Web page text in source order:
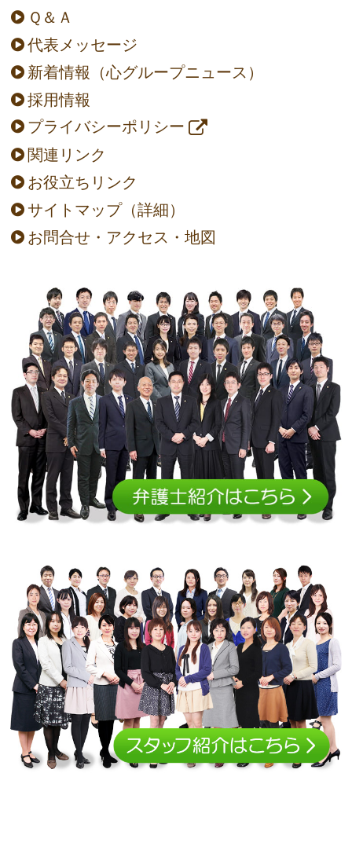
Ｑ＆Ａ
代表メッセージ
新着情報（心グループニュース）
採用情報
プライバシーポリシー
関連リンク
お役立ちリンク
サイトマップ（詳細）
お問合せ・アクセス・地図